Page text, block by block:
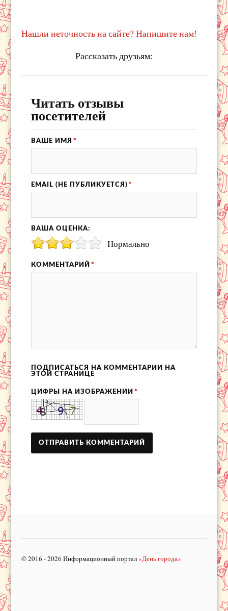
Нашли неточность на сайте? Напишите нам!
Рассказать друзьям:
Читать отзывы
посетителей
ВАШЕ ИМЯ *
EMAIL (НЕ ПУБЛИКУЕТСЯ) *
ВАША ОЦЕНКА:
Нормально
КОММЕНТАРИЙ *
ПОДПИСАТЬСЯ НА КОММЕНТАРИИ НА
ЭТОЙ СТРАНИЦЕ
ЦИФРЫ НА ИЗОБРАЖЕНИИ *
© 2016 - 2026 Информационный портал «День города»